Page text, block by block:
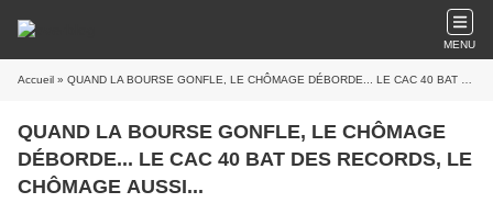
MENU
Accueil » QUAND LA BOURSE GONFLE, LE CHÔMAGE DÉBORDE... LE CAC 40 BAT DES RECORDS, LE CHÔMAGE AUSSI...
QUAND LA BOURSE GONFLE, LE CHÔMAGE
DÉBORDE... LE CAC 40 BAT DES RECORDS, LE
CHÔMAGE AUSSI...